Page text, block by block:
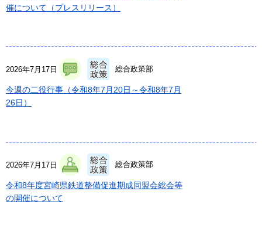
催について（プレスリリース）
2026年7月17日 総合政策部
今週の二役行事（令和8年7月20日～令和8年7月
26日）
2026年7月17日 総合政策部
令和8年度宮崎県鉄道整備促進期成同盟会総会等
の開催について